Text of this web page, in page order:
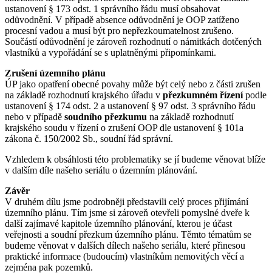
ustanovení § 173 odst. 1 správního řádu musí obsahovat
odůvodnění. V případě absence odůvodnění je OOP zatíženo
procesní vadou a musí být pro nepřezkoumatelnost zrušeno.
Součástí odůvodnění je zároveň rozhodnutí o námitkách dotčených
vlastníků a vypořádání se s uplatněnými připomínkami.
Zrušení územního plánu
ÚP jako opatření obecné povahy může být celý nebo z části zrušen
na základě rozhodnutí krajského úřadu v přezkumném řízenípodle
ustanovení § 174 odst. 2 a ustanovení § 97 odst. 3 správního řádu
nebo v případě soudního přezkumu na základě rozhodnutí
krajského soudu v řízení o zrušení OOP dle ustanovení § 101a
zákona č. 150/2002 Sb., soudní řád správní.
Vzhledem k obsáhlosti této problematiky se jí budeme věnovat blíže
v dalším díle našeho seriálu o územním plánování.
Závěr
V druhém dílu jsme podrobněji představili celý proces přijímání
územního plánu. Tím jsme si zároveň otevřeli pomyslné dveře k
další zajímavé kapitole územního plánování, kterou je účast
veřejnosti a soudní přezkum územního plánu. Těmto tématům se
budeme věnovat v dalších dílech našeho seriálu, které přinesou
praktické informace (budoucím) vlastníkům nemovitých věcí a
zejména pak pozemků.